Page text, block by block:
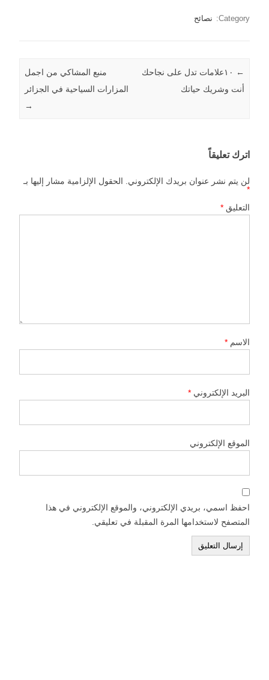
Category: نصائح
Post navigation
←
١٠علامات تدل على نجاحك
أنت وشريك حياتك
منبع المشاكي من اجمل
المزارات السياحية في الجزائر
→
اترك تعليقاً
لن يتم نشر عنوان بريدك الإلكتروني.
الحقول الإلزامية مشار إليها بـ
*
التعليق *
الاسم *
البريد الإلكتروني *
الموقع الإلكتروني
احفظ اسمي، بريدي الإلكتروني، والموقع الإلكتروني في هذا
المتصفح لاستخدامها المرة المقبلة في تعليقي.